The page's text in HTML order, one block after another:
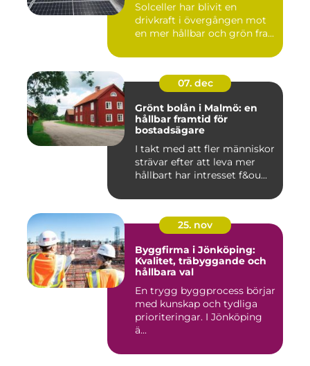
Solceller har blivit en
drivkraft i övergången mot
en mer hållbar och grön fra...
07. dec
Grönt bolån i Malmö: en
hållbar framtid för
bostadsägare
I takt med att fler människor
strävar efter att leva mer
hållbart har intresset f&ou...
25. nov
Byggfirma i Jönköping:
Kvalitet, träbyggande och
hållbara val
En trygg byggprocess börjar
med kunskap och tydliga
prioriteringar. I Jönköping
ä...